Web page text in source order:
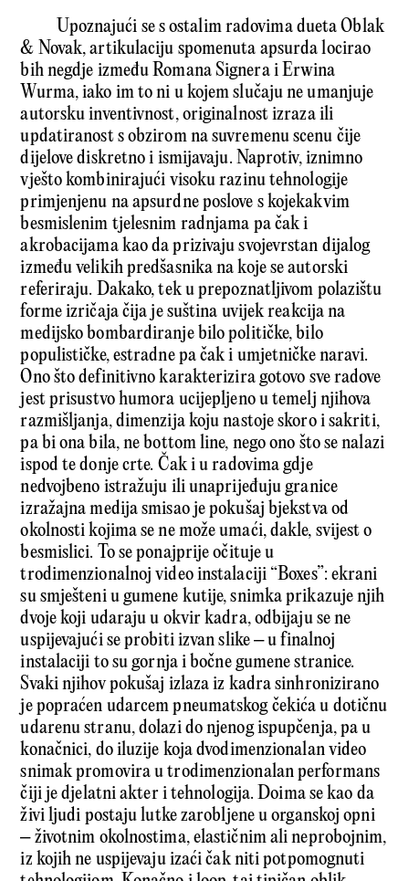
Upoznajući se s ostalim radovima dueta Oblak
& Novak, artikulaciju spomenuta apsurda locirao
bih negdje između Romana Signera i Erwina
Wurma, iako im to ni u kojem slučaju ne umanjuje
autorsku inventivnost, originalnost izraza ili
updatiranost s obzirom na suvremenu scenu čije
dijelove diskretno i ismijavaju. Naprotiv, iznimno
vješto kombinirajući visoku razinu tehnologije
primjenjenu na apsurdne poslove s kojekakvim
besmislenim tjelesnim radnjama pa čak i
akrobacijama kao da prizivaju svojevrstan dijalog
između velikih predšasnika na koje se autorski
referiraju. Dakako, tek u prepoznatljivom polazištu
forme izričaja čija je suština uvijek reakcija na
medijsko bombardiranje bilo političke, bilo
populističke, estradne pa čak i umjetničke naravi.
Ono što definitivno karakterizira gotovo sve radove
jest prisustvo humora ucijepljeno u temelj njihova
razmišljanja, dimenzija koju nastoje skoro i sakriti,
pa bi ona bila, ne bottom line, nego ono što se nalazi
ispod te donje crte. Čak i u radovima gdje
nedvojbeno istražuju ili unaprijeđuju granice
izražajna medija smisao je pokušaj bjekstva od
okolnosti kojima se ne može umaći, dakle, svijest o
besmislici. To se ponajprije očituje u
trodimenzionalnoj video instalaciji “Boxes”: ekrani
su smješteni u gumene kutije, snimka prikazuje njih
dvoje koji udaraju u okvir kadra, odbijaju se ne
uspijevajući se probiti izvan slike – u finalnoj
instalaciji to su gornja i bočne gumene stranice.
Svaki njihov pokušaj izlaza iz kadra sinhronizirano
je popraćen udarcem pneumatskog čekića u dotičnu
udarenu stranu, dolazi do njenog ispupčenja, pa u
konačnici, do iluzije koja dvodimenzionalan video
snimak promovira u trodimenzionalan performans
čiji je djelatni akter i tehnologija. Doima se kao da
živi ljudi postaju lutke zarobljene u organskoj opni
– životnim okolnostima, elastičnim ali neprobojnim,
iz kojih ne uspijevaju izaći čak niti potpomognuti